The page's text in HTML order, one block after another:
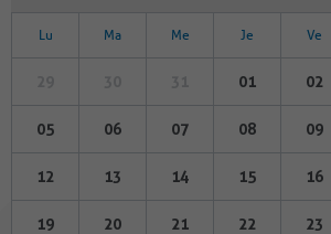
Lu Ma Me Je Ve
01 02
05 06 07 08 09
12 13 14 15 16
19 20 21 22 23